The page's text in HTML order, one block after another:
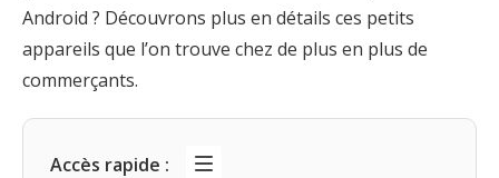
Android ? Découvrons plus en détails ces petits
appareils que l’on trouve chez de plus en plus de
commerçants.
Accès rapide :